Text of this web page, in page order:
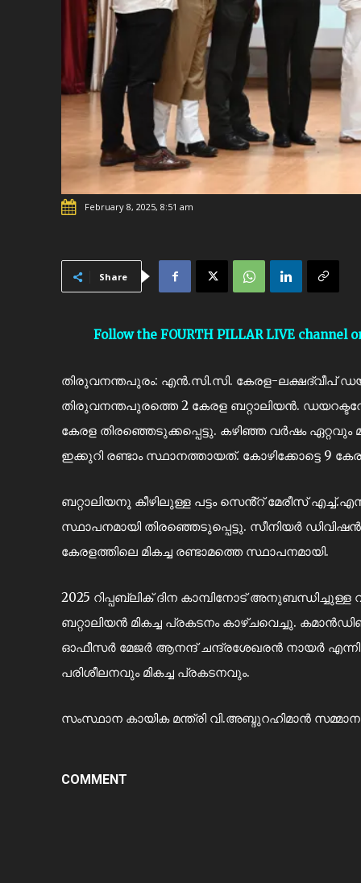
February 8, 2025, 8:51 am
Share
Follow the FOURTH PILLAR LIVE channel
തിരുവനന്തപുരം: എൻ.സി.സി. കേരള-ലക്ഷദ്വീപ്
തിരുവനന്തപുരത്തെ 2 കേരള ബറ്റാലിയൻ.
കേരള തിരഞ്ഞെടുക്കപ്പെട്ടു. കഴിഞ്ഞ വർഷം
ഇക്കുറി രണ്ടാം സ്ഥാനത്തായത്. കോഴിക്കോട്ടെ 9
ബറ്റാലിയനു കീഴിലുള്ള പട്ടം സെൻ്റ് മേരീസ്
സ്ഥാപനമായി തിരഞ്ഞെടുപ്പെട്ടു. സീനിയർ
കേരളത്തിലെ മികച്ച രണ്ടാമത്തെ സ്ഥാപനമായി.
2025 റിപ്പബ്ലിക് ദിന കാമ്പിനോട്
ബറ്റാലിയൻ മികച്ച പ്രകടനം കാഴ്ചവെച്ചു.
ഓഫീസർ മേജർ ആനന്ദ് ചന്ദ്രശേഖരൻ നായർ
പരിശീലനവും മികച്ച പ്രകടനവും.
സംസ്ഥാന കായിക മന്ത്രി വി.അബ്ദുറഹിമാൻ
COMMENT